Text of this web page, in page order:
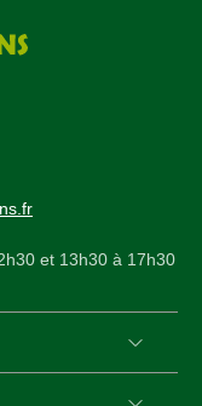
et 13h30 à 17h30